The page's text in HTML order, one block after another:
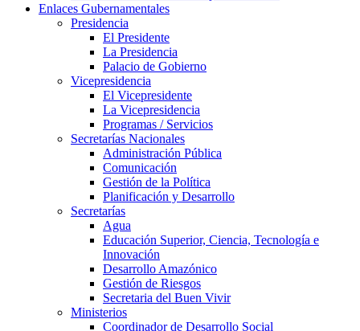
Enlaces Gubernamentales
Presidencia
El Presidente
La Presidencia
Palacio de Gobierno
Vicepresidencia
El Vicepresidente
La Vicepresidencia
Programas / Servicios
Secretarías Nacionales
Administración Pública
Comunicación
Gestión de la Política
Planificación y Desarrollo
Secretarías
Agua
Educación Superior, Ciencia, Tecnología e
Innovación
Desarrollo Amazónico
Gestión de Riesgos
Secretaria del Buen Vivir
Ministerios
Coordinador de Desarrollo Social